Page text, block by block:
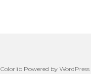
Colorlib Powered by WordPress